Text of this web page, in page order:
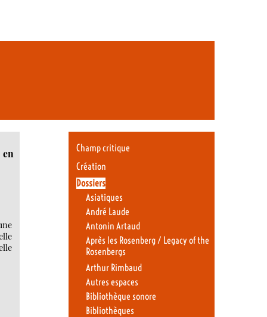
Champ critique
Création
Dossiers
Asiatiques
André Laude
Antonin Artaud
Après les Rosenberg / Legacy of the
Rosenbergs
Arthur Rimbaud
Autres espaces
Bibliothèque sonore
Bibliothèques